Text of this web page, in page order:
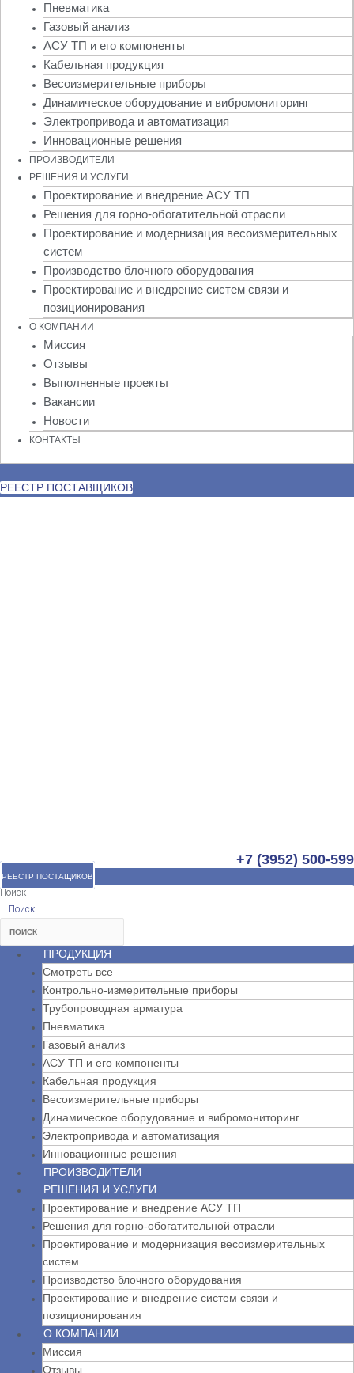
Пневматика
Газовый анализ
АСУ ТП и его компоненты
Кабельная продукция
Весоизмерительные приборы
Динамическое оборудование и вибромониторинг
Электропривода и автоматизация
Инновационные решения
ПРОИЗВОДИТЕЛИ
РЕШЕНИЯ И УСЛУГИ
Проектирование и внедрение АСУ ТП
Решения для горно-обогатительной отрасли
Проектирование и модернизация весоизмерительных
систем
Производство блочного оборудования
Проектирование и внедрение систем связи и
позиционирования
О КОМПАНИИ
Миссия
Отзывы
Выполненные проекты
Вакансии
Новости
КОНТАКТЫ
РЕЕСТР ПОСТАВЩИКОВ
+7 (3952) 500-599
РЕЕСТР ПОСТАЩИКОВ
Поиск
Поиск
ПРОДУКЦИЯ
Смотреть все
Контрольно-измерительные приборы
Трубопроводная арматура
Пневматика
Газовый анализ
АСУ ТП и его компоненты
Кабельная продукция
Весоизмерительные приборы
Динамическое оборудование и вибромониторинг
Электропривода и автоматизация
Инновационные решения
ПРОИЗВОДИТЕЛИ
РЕШЕНИЯ И УСЛУГИ
Проектирование и внедрение АСУ ТП
Решения для горно-обогатительной отрасли
Проектирование и модернизация весоизмерительных
систем
Производство блочного оборудования
Проектирование и внедрение систем связи и
позиционирования
О КОМПАНИИ
Миссия
Отзывы